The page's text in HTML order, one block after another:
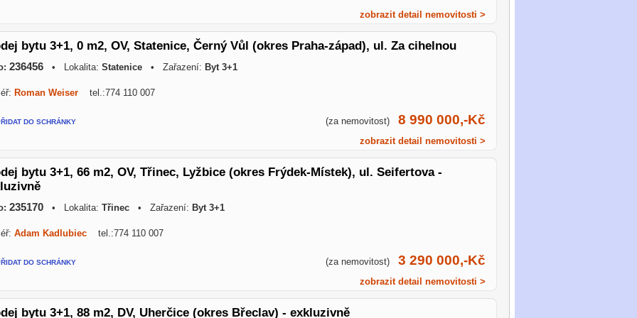
zobrazit detail nemovitosti >
bytu 3+1, 0 m2, OV, Statenice, Černý Vůl (okres Praha-západ), ul. Za cihelnou
236456 • Lokalita: Statenice • Zařazení: Byt 3+1
Roman Weiser tel.:774 110 007
(za nemovitost) 8 990 000,-Kč
DO SCHRÁNKY
zobrazit detail nemovitosti >
bytu 3+1, 66 m2, OV, Třinec, Lyžbice (okres Frýdek-Místek), ul. Seifertova -
235170 • Lokalita: Třinec • Zařazení: Byt 3+1
Adam Kadlubiec tel.:774 110 007
(za nemovitost) 3 290 000,-Kč
DO SCHRÁNKY
zobrazit detail nemovitosti >
bytu 3+1, 88 m2, DV, Uherčice (okres Břeclav) - exkluzivně